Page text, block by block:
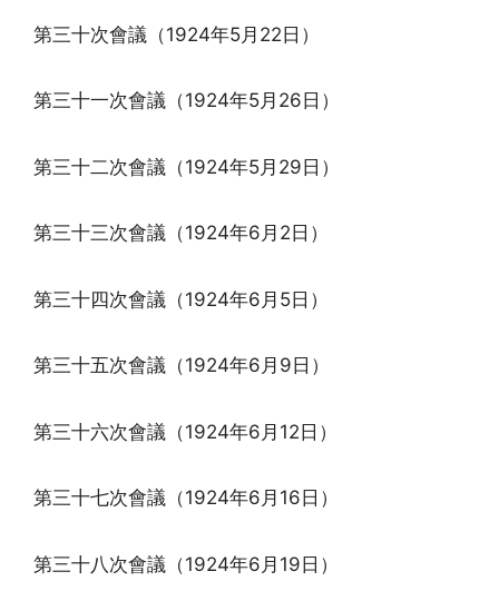
第三十次會議（1924年5月22日）
第三十一次會議（1924年5月26日）
第三十二次會議（1924年5月29日）
第三十三次會議（1924年6月2日）
第三十四次會議（1924年6月5日）
第三十五次會議（1924年6月9日）
第三十六次會議（1924年6月12日）
第三十七次會議（1924年6月16日）
第三十八次會議（1924年6月19日）